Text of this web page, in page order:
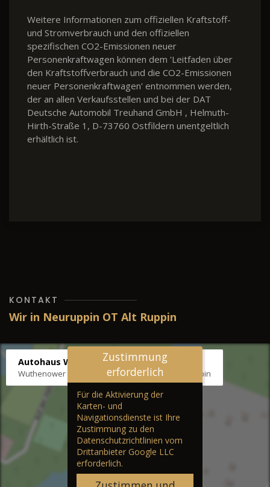
Weitere Informationen zum offiziellen Kraftstoff-
und Stromverbrauch und den offiziellen
spezifischen CO2-Emissionen neuer
Personenkraftwagen können dem 'Leitfaden über
den Kraftstoffverbrauch und die CO2-Emissionen
neuer Personenkraftwagen' entnommen werden,
der an allen Verkaufsstellen und bei der DAT
Deutsche Automobil Treuhand GmbH , Helmuth-
Hirth-Straße 1, D-73760 Ostfildern unentgeltlich
erhältlich ist.
KONTAKT
Wir in Neuruppin OT Alt Ruppin
Autohaus Wernicke
Wuthenower Str. 12b, 16827 Neuruppin OT Alt Ruppin
Zustimmung
erforderlich
Für die Aktivierung der
Karten- und
Navigationsdienste ist Ihre
Zustimmung zu den
Datenschutzrichtlinien vom
Drittanbieter Google LLC
erforderlich.